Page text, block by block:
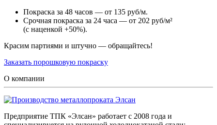
Покраска за 48 часов — от 135 руб/м.
Срочная покраска за 24 часа — от 202 руб/м²
(с наценкой +50%).
Красим партиями и штучно — обращайтесь!
Заказать порошковую покраску
О компании
Предприятие ТПК «Элсан» работает с 2008 года и